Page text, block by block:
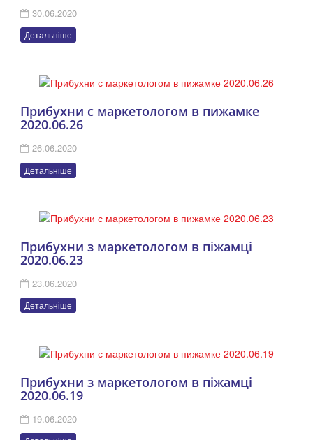
30.06.2020
Детальніше
Прибухни с маркетологом в пижамке
2020.06.26
26.06.2020
Детальніше
Прибухни з маркетологом в піжамці
2020.06.23
23.06.2020
Детальніше
Прибухни з маркетологом в піжамці
2020.06.19
19.06.2020